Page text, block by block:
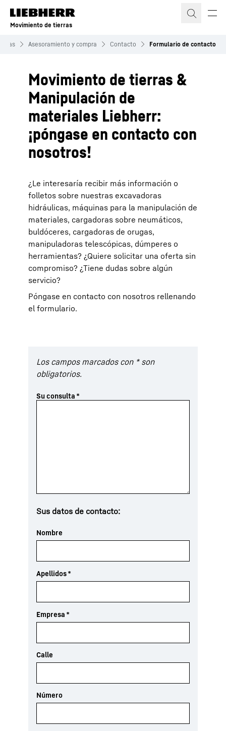
Movimiento de tierras
Asesoramiento y compra Contacto Formulario de contacto
Movimiento de tierras &
Manipulación de
materiales Liebherr:
¡póngase en contacto con
nosotros!
¿Le interesaría recibir más información o
folletos sobre nuestras excavadoras
hidráulicas, máquinas para la manipulación de
materiales, cargadoras sobre neumáticos,
buldóceres, cargadoras de orugas,
manipuladoras telescópicas, dúmperes o
herramientas? ¿Quiere solicitar una oferta sin
compromiso? ¿Tiene dudas sobre algún
servicio?
Póngase en contacto con nosotros rellenando
el formulario.
Los campos marcados con * son
obligatorios.
Su consulta *
Sus datos de contacto:
Nombre
Apellidos*
Empresa *
Calle
Número